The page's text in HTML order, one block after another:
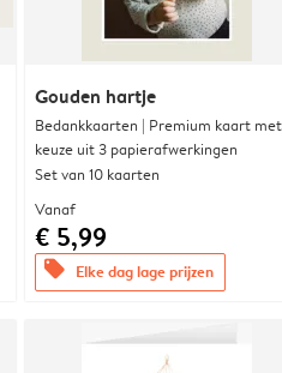
Gouden hartje
Bedankkaarten | Premium kaart met
keuze uit 3 papierafwerkingen
Set van 10 kaarten
Vanaf
€ 5,99
offers Elke dag lage prijzen